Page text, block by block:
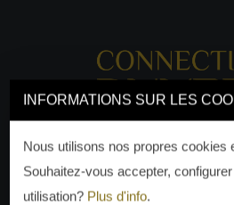
INFORMATIONS SUR LES
Nous utilisons nos propres cookies
Souhaitez-vous accepter,
utilisation? Plus d'info.